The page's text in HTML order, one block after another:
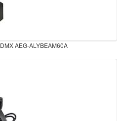
AEG-ALYBEAM60A